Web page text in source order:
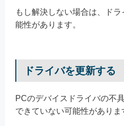
もし解決しない場合は、ド
能性があります。
ドライバを更新する
PCのデバイスドライバの不
できていない可能性がありま